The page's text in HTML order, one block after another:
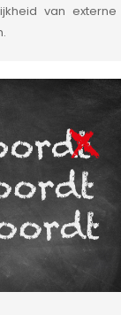
van externe